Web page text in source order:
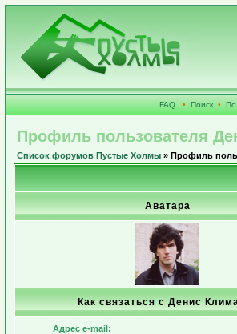
FAQ • Поиск •
Профиль пользователя
Список форумов Пустые Холмы » Профиль
Аватара
Как связаться с Денис
Адрес e-mail: